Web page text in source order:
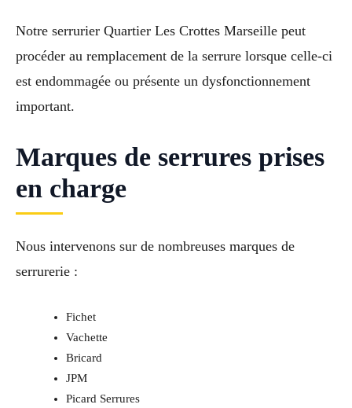
Notre serrurier Quartier Les Crottes Marseille peut
procéder au remplacement de la serrure lorsque celle-ci
est endommagée ou présente un dysfonctionnement
important.
Marques de serrures prises
en charge
Nous intervenons sur de nombreuses marques de
serrurerie :
Fichet
Vachette
Bricard
JPM
Picard Serrures